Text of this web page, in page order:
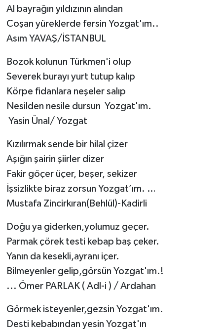
Al bayrağın yıldızının alından
Coşan yüreklerde fersin Yozgat'ım..
Asım YAVAŞ/İSTANBUL
Bozok kolunun Türkmen'i olup
Severek burayı yurt tutup kalıp
Körpe fidanlara neşeler salıp
Nesilden nesile dursun Yozgat'ım.
Yasin Ünal/ Yozgat
Kızılırmak sende bir hilal çizer
Aşığın şairin şiirler dizer
Fakir göçer üçer, beşer, sekizer
İşsizlikte biraz zorsun Yozgat’ım. …
Mustafa Zincirkıran(Behlül)-Kadirli
Doğu ya giderken,yolumuz geçer.
Parmak çörek testi kebap baş çeker.
Yanın da kesekli,ayranı içer.
Bilmeyenler gelip,görsün Yozgat'ım.!
... Ömer PARLAK ( Adl-i ) / Ardahan
Görmek isteyenler,gezsin Yozgat'ım.
Desti kebabından yesin Yozgat'ın